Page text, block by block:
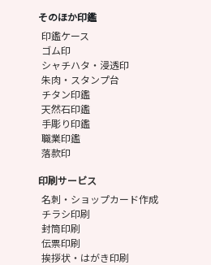
そのほか印鑑
印鑑ケース
ゴム印
シャチハタ・浸透印
朱肉・スタンプ台
チタン印鑑
天然石印鑑
手彫り印鑑
職業印鑑
落款印
印刷サービス
名刺・ショップカード作成
チラシ印刷
封筒印刷
伝票印刷
挨拶状・はがき印刷